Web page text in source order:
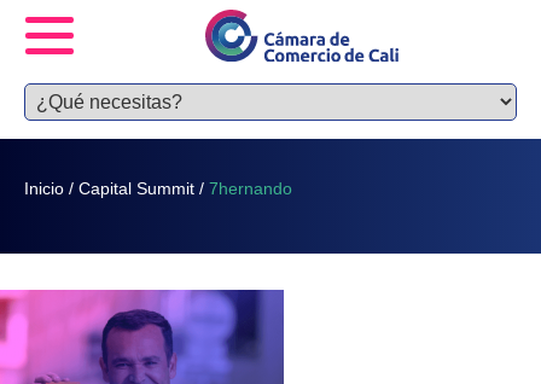
Inicio / Capital Summit / 7hernando